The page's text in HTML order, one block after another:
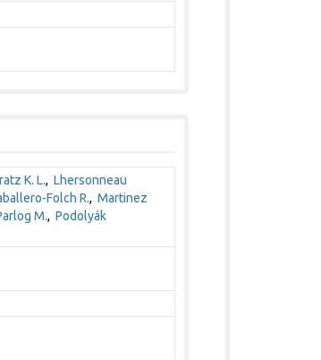
K. L., Lhersonneau
Folch R., Martinez
M., Podolyák